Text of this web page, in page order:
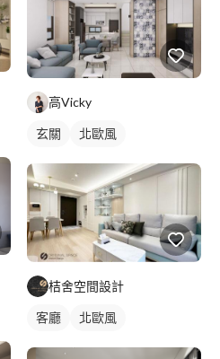
高Vicky
玄關 北歐風
桔舍空間設計
客廳 北歐風